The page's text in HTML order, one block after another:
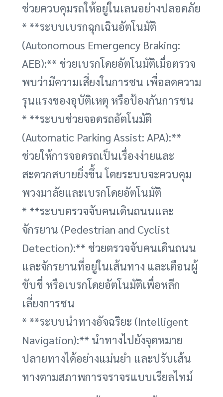
ช่วยควบคุมรถให้อยู่ในเลนอย่างปลอดภัย
* **ระบบเบรกฉุกเฉินอัตโนมัติ
(Autonomous Emergency Braking:
AEB):** ช่วยเบรกโดยอัตโนมัติเมื่อตรวจ
พบว่ามีความเสี่ยงในการชน เพื่อลดความ
รุนแรงของอุบัติเหตุ หรือป้องกันการชน
* **ระบบช่วยจอดรถอัตโนมัติ
(Automatic Parking Assist: APA):**
ช่วยให้การจอดรถเป็นเรื่องง่ายและ
สะดวกสบายยิ่งขึ้น โดยระบบจะควบคุม
พวงมาลัยและเบรกโดยอัตโนมัติ
* **ระบบตรวจจับคนเดินถนนและ
จักรยาน (Pedestrian and Cyclist
Detection):** ช่วยตรวจจับคนเดินถนน
และจักรยานที่อยู่ในเส้นทาง และเตือนผู้
ขับขี่ หรือเบรกโดยอัตโนมัติเพื่อหลีก
เลี่ยงการชน
* **ระบบนำทางอัจฉริยะ (Intelligent
Navigation):** นำทางไปยังจุดหมาย
ปลายทางได้อย่างแม่นยำ และปรับเส้น
ทางตามสภาพการจราจรแบบเรียลไทม์